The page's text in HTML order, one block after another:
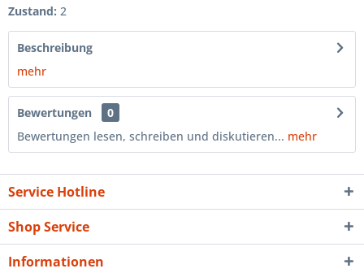
Zustand: 2
Beschreibung
mehr
Bewertungen
0
Bewertungen lesen, schreiben und diskutieren... mehr
Service Hotline
Shop Service
Informationen